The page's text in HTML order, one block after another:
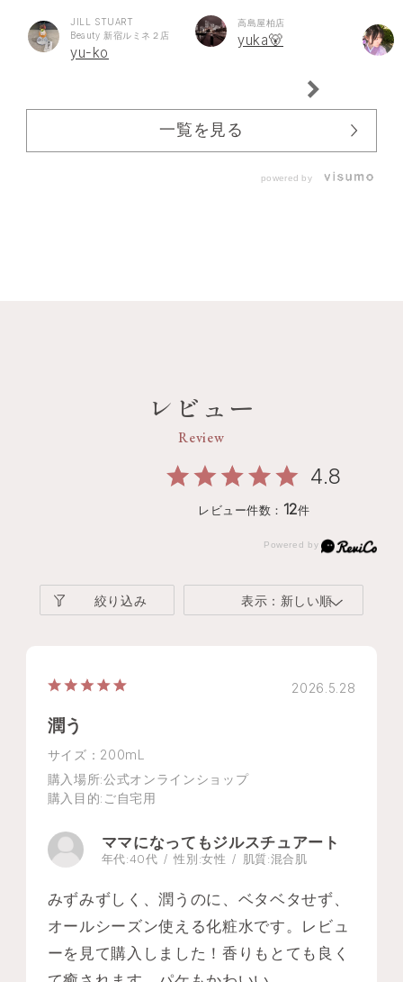
JILL STUART
Beauty 新宿ルミネ２店
yu-ko
高島屋柏店
yuka🐻
一覧を見る
powered by
レビュー
Review
4.8
レビュー件数： 12件
絞り込み 表示：新しい順
2026.5.28
潤う
サイズ：200mL
購入場所:公式オンラインショップ
購入目的:ご自宅用
ママになってもジルスチュアート
年代:40代 性別:女性 肌質:混合肌
みずみずしく、潤うのに、ベタベタせず、
オールシーズン使える化粧水です。レビュ
ーを見て購入しました！香りもとても良く